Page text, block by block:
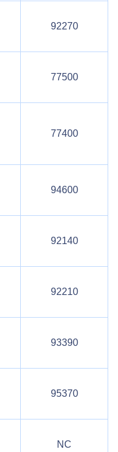
92270
77500
77400
94600
92140
92210
93390
95370
NC